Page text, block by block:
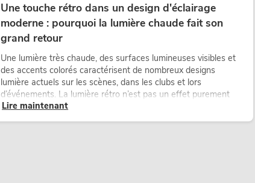
Une touche rétro dans un design d'éclairage
moderne : pourquoi la lumière chaude fait son
grand retour
Une lumière très chaude, des surfaces lumineuses visibles et
des accents colorés caractérisent de nombreux designs
lumière actuels sur les scènes, dans les clubs et lors
d’événements. La lumière rétro n’est pas un effet purement
nostalgique, mais un outil de conception utilisé de manière
ciblée : elle crée une atmosphère, donne du caractère aux
Lire maintenant